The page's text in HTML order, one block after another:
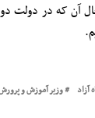
آن که در دولت
آزاد وزیر آموزش و